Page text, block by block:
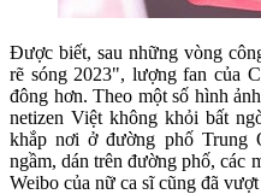
Được biết, sau những vòng
rẽ sóng 2023", lượng fan của
đông hơn. Theo một số hình
netizen Việt không khỏi bất
khắp nơi ở đường phố Trung
ngầm, dán trên đường phố, các
Weibo của nữ ca sĩ cũng đã